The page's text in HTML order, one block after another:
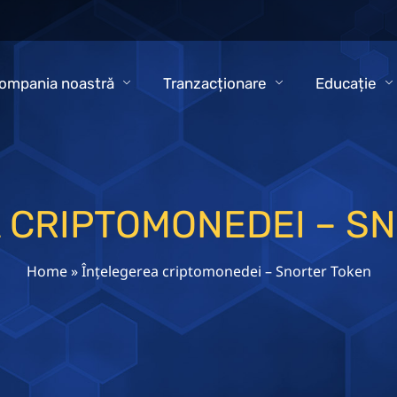
noastră Tranzacționare Educație
–
Home»Înțelegerea criptomonedei – Snorter Token